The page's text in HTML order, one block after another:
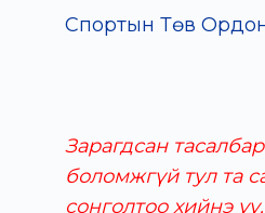
Спортын Төв
Зарагдсан
боломжгүй тул та
сонголтоо хийнэ үү.